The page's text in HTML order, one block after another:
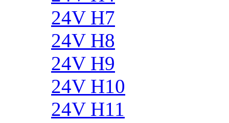
24V H7
24V H8
24V H9
24V H10
24V H11